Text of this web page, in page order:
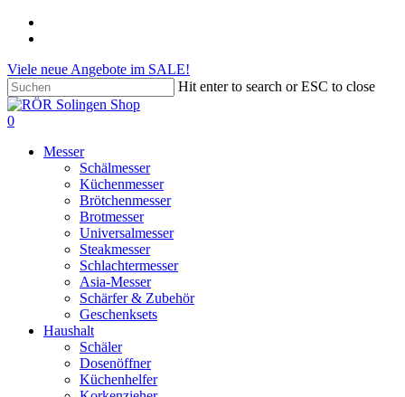
Skip
content
Viele neue Angebote im SALE!
Hit enter to search or ESC to close
Close
Search
search
account
0
Messer
Schälmesser
Küchenmesser
Brötchenmesser
Brotmesser
Universalmesser
Steakmesser
Schlachtermesser
Asia-Messer
Schärfer & Zubehör
Geschenksets
Haushalt
Schäler
Dosenöffner
Küchenhelfer